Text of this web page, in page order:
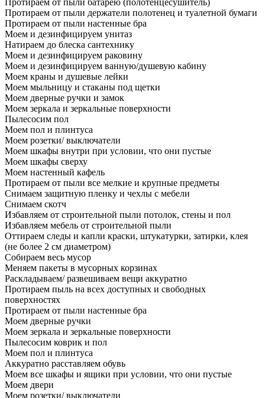
Протираем от пыли батарею (полотенцесушитель)
Протираем от пыли держатели полотенец и туалетной бумаги
Протираем от пыли настенные бра
Моем и дезинфицируем унитаз
Натираем до блеска сантехнику
Моем и дезинфицируем раковину
Моем и дезинфицируем ванную/душевую кабину
Моем краны и душевые лейки
Моем мыльницу и стаканы под щетки
Моем дверные ручки и замок
Моем зеркала и зеркальные поверхности
Пылесосим пол
Моем пол и плинтуса
Моем розетки/ выключатели
Моем шкафы внутри при условии, что они пустые
Моем шкафы сверху
Моем настенный кафель
Протираем от пыли все мелкие и крупные предметы
Снимаем защитную пленку и чехлы с мебели
Снимаем скотч
Избавляем от строительной пыли потолок, стены и пол
Избавляем мебель от строительной пыли
Оттираем следы и капли краски, штукатурки, затирки, клея
(не более 2 см диаметром)
Собираем весь мусор
Меняем пакеты в мусорных корзинах
Раскладываем/ развешиваем вещи аккуратно
Протираем пыль на всех доступных и свободных
поверхностях
Протираем от пыли настенные бра
Моем дверные ручки
Моем зеркала и зеркальные поверхности
Пылесосим коврик и пол
Моем пол и плинтуса
Аккуратно расставляем обувь
Моем все шкафы и ящики при условии, что они пустые
Моем двери
Моем розетки/ выключатели